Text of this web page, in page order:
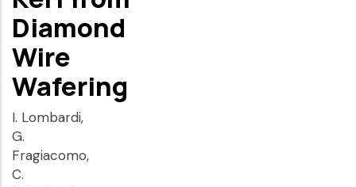
Diamond
Wire
Wafering
I. Lombardi,
G.
Fragiacomo,
C.